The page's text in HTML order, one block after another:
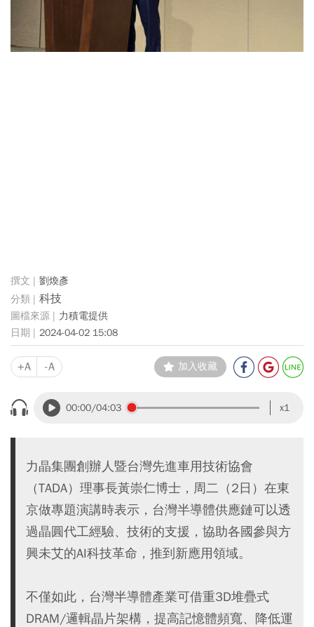
劉煥彥
科技
力積電提供
2024-04-02 15:08
+A -A 加入收藏
00:00/04:03 x1
力晶集團創辦人暨台灣先進車用技術協會
（TADA）理事長黃崇仁博士，周二（2日）在東
京做專題演講時表示，台灣半導體供應鏈可以透
過晶圓代工經驗、技術的支援，協助各國參與方
興未艾的AI科技革命，推到新應用領域。
不僅如此，台灣半導體產業可借重3D堆疊式
DRAM/邏輯晶片架構，提高記憶體頻寬、降低運